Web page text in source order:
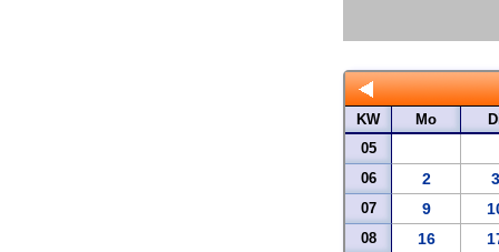
KW Mo
05
06
2 3
07 9
08 16